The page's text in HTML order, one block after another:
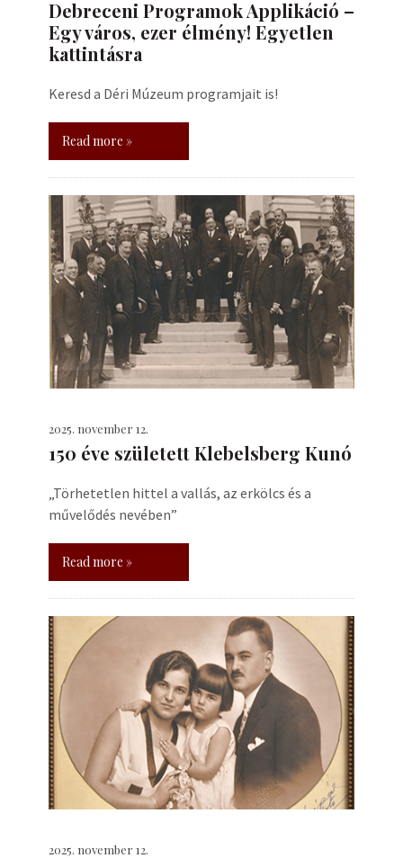
Debreceni Programok Applikáció –
Egy város, ezer élmény! Egyetlen
kattintásra
Keresd a Déri Múzeum programjait is!
Read more »
2025. november 12.
150 éve született Klebelsberg Kunó
„Törhetetlen hittel a vallás, az erkölcs és a
művelődés nevében”
Read more »
2025. november 12.